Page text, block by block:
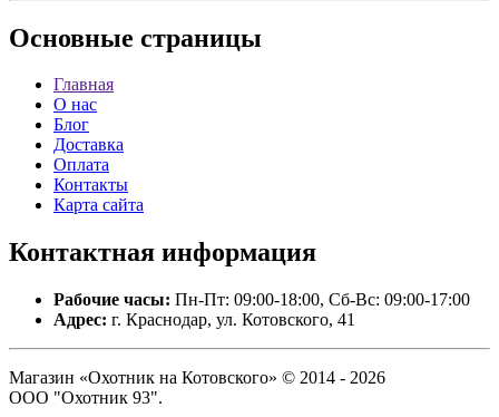
Основные страницы
Главная
О нас
Блог
Доставка
Оплата
Контакты
Карта сайта
Контактная информация
Рабочие часы: Пн-Пт: 09:00-18:00, Сб-Вс: 09:00-17:00
Адрес: г. Краснодар, ул. Котовского, 41
Магазин «Охотник на Котовского» © 2014 - 2026
ООО "Охотник 93".